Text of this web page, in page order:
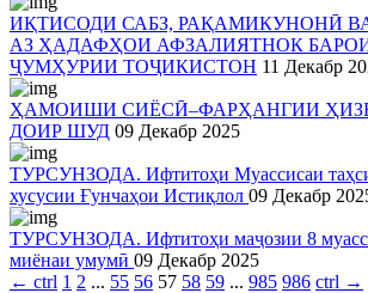
ИҚТИСОДИ САБЗ, РАҚАМИКУНОНӢ
АЗ ҲАДАФҲОИ АФЗАЛИЯТНОК
ҶУМҲУРИИ ТОҶИКИСТОН 11 Декабр
ҲАМОИШИ СИЁСӢ–ФАРҲАНГИИ
ДОИР ШУД 09 Декабр 2025
ТУРСУНЗОДА. Ифтитоҳи Муассисаи
хусусии Ғунчаҳои Истиқлол 09 Декабр
ТУРСУНЗОДА. Ифтитоҳи маҷозии 8
миёнаи умумӣ 09 Декабр 2025
← ctrl 1 2 ... 55 56 57 58 59 ... 985 986 ctrl →